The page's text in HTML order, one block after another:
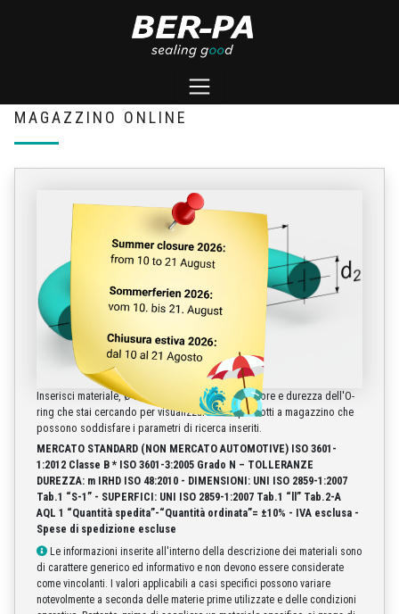
MAGAZZINO ONLINE
Inserisci materiale, Ø interno, Ø della sezione, colore e durezza dell'O-
ring che stai cercando per visualizzare tutti i prodotti a magazzino che
possono soddisfare i parametri di ricerca inseriti.
MERCATO STANDARD (NON MERCATO AUTOMOTIVE)ISO 3601-
1:2012 Classe B * ISO 3601-3:2005 Grado N – TOLLERANZE
DUREZZA: m IRHD ISO 48:2010 - DIMENSIONI: UNI ISO 2859-1:2007
Tab.1 “S-1” - SUPERFICI: UNI ISO 2859-1:2007 Tab.1 “ll” Tab.2-A
AQL 1 “Quantità spedita”-“Quantità ordinata”= ±10% - IVA esclusa -
Spese di spedizione escluse
Le informazioni inserite all'interno della descrizione dei materiali sono
di carattere generico ed informativo e non devono essere considerate
come vincolanti. I valori applicabili a casi specifici possono variare
notevolmente a seconda delle materie prime utilizzate e delle condizioni